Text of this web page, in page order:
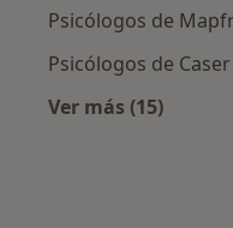
Psicólogos de
Psicólogos de
Ver más (15)